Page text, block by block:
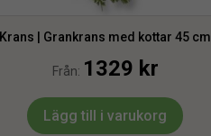
Krans | Grankrans med kottar 45 cm
Från: 1329 kr
Lägg till i varukorg